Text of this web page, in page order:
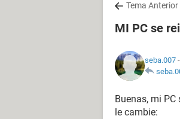
Tema Anterior
MI PC se
seba.007
Buenas, mi
le cambie: